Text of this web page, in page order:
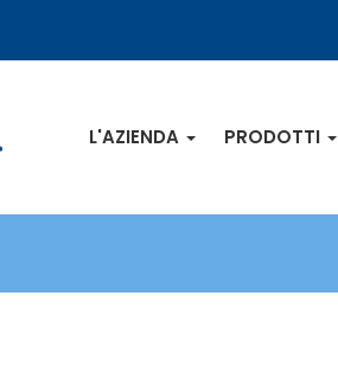
L'AZIENDA PRODOTTI